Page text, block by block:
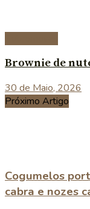
Brownie de
30 de Maio, 2026
Próximo Artigo
Cogumelos
cabra e nozes